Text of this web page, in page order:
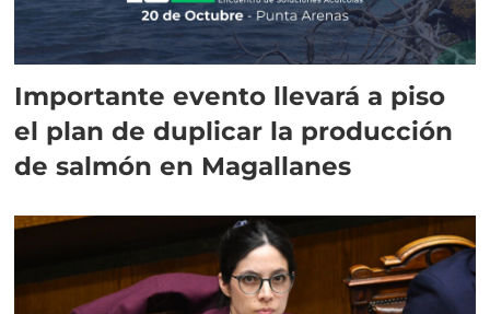
Importante evento llevará a piso
el plan de duplicar la producción
de salmón en Magallanes